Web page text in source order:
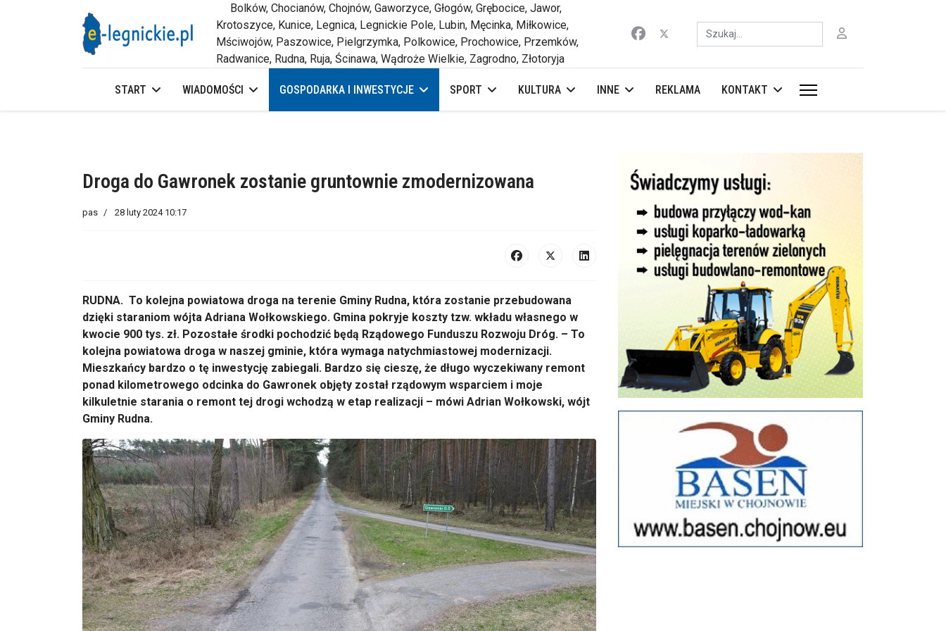
Bolków, Chocianów, Chojnów, Gaworzyce, Głogów, Grębocice, Jawor,
Krotoszyce, Kunice, Legnica, Legnickie Pole, Lubin, Męcinka, Miłkowice,
Mściwojów, Paszowice, Pielgrzymka, Polkowice, Prochowice, Przemków,
Radwanice, Rudna, Ruja, Ścinawa, Wądroże Wielkie, Zagrodno, Złotoryja
Szukaj
START WIADOMOŚCI GOSPODARKA I INWESTYCJE SPORT KULTURA INNE REKLAMA KONTAKT
Droga do Gawronek zostanie gruntownie zmodernizowana
pas 28 luty 2024 10:17
RUDNA. To kolejna powiatowa droga na terenie Gminy Rudna, która zostanie przebudowana
dzięki staraniom wójta Adriana Wołkowskiego. Gmina pokryje koszty tzw. wkładu własnego w
kwocie 900 tys. zł. Pozostałe środki pochodzić będą Rządowego Funduszu Rozwoju Dróg. – To
kolejna powiatowa droga w naszej gminie, która wymaga natychmiastowej modernizacji.
Mieszkańcy bardzo o tę inwestycję zabiegali. Bardzo się cieszę, że długo wyczekiwany remont
ponad kilometrowego odcinka do Gawronek objęty został rządowym wsparciem i moje
kilkuletnie starania o remont tej drogi wchodzą w etap realizacji – mówi Adrian Wołkowski, wójt
Gminy Rudna.